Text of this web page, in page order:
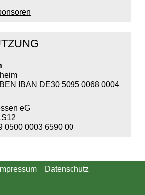
IBAN DE30 5095 0068 0004
eG
0500 0003 6590 00
Impressum
Datenschutz